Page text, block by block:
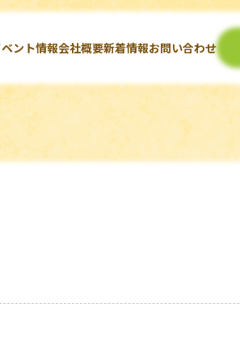
ント情報会社概要新着情報お問い合わせ